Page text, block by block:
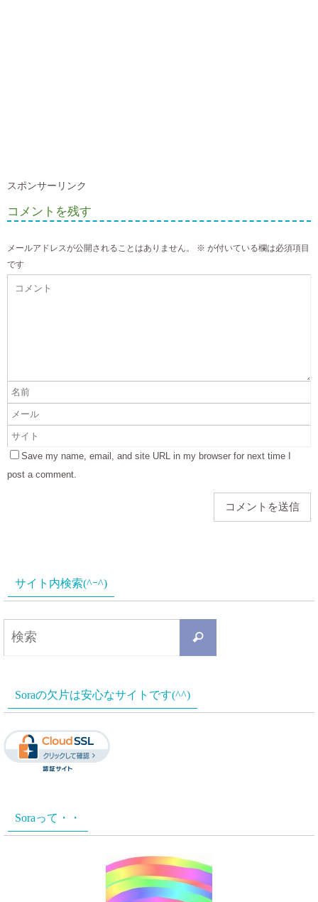
スポンサーリンク
コメントを残す
メールアドレスが公開されることはありません。 ※ が付いている欄は必須項目
です
Save my name, email, and site URL in my browser for next time I
post a comment.
サイト内検索(^ｰ^)
検
索
Soraの欠片は安心なサイトです(^^)
Soraって・・